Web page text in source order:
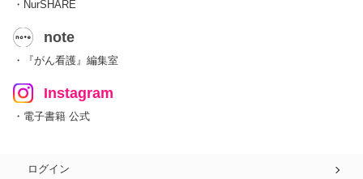
・NurSHARE
note
・『がん看護』編集室
Instagram
・電子書籍 公式
ログイン